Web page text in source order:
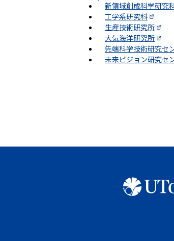
新領域創成科学研究
工学系研究科
生産技術研究所
大気海洋研究所
先端科学技術研究セ
未来ビジョン研究セ